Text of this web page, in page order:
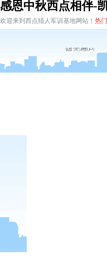
感恩中秋西点相伴-
欢迎来到西点猎人军训基地网站！ 热